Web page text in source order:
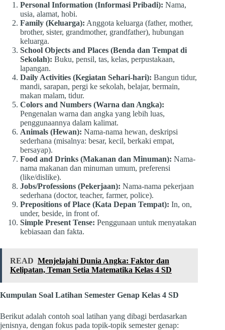
Personal Information (Informasi Pribadi): Nama,
usia, alamat, hobi.
Family (Keluarga): Anggota keluarga (father, mother,
brother, sister, grandmother, grandfather), hubungan
keluarga.
School Objects and Places (Benda dan Tempat di
Sekolah): Buku, pensil, tas, kelas, perpustakaan,
lapangan.
Daily Activities (Kegiatan Sehari-hari): Bangun tidur,
mandi, sarapan, pergi ke sekolah, belajar, bermain,
makan malam, tidur.
Colors and Numbers (Warna dan Angka):
Pengenalan warna dan angka yang lebih luas,
penggunaannya dalam kalimat.
Animals (Hewan): Nama-nama hewan, deskripsi
sederhana (misalnya: besar, kecil, berkaki empat,
bersayap).
Food and Drinks (Makanan dan Minuman): Nama-
nama makanan dan minuman umum, preferensi
(like/dislike).
Jobs/Professions (Pekerjaan): Nama-nama pekerjaan
sederhana (doctor, teacher, farmer, police).
Prepositions of Place (Kata Depan Tempat): In, on,
under, beside, in front of.
Simple Present Tense: Penggunaan untuk menyatakan
kebiasaan dan fakta.
READ Menjelajahi Dunia Angka: Faktor dan
Kelipatan, Teman Setia Matematika Kelas 4 SD
Kumpulan Soal Latihan Semester Genap Kelas 4 SD
Berikut adalah contoh soal latihan yang dibagi berdasarkan
jenisnya, dengan fokus pada topik-topik semester genap: